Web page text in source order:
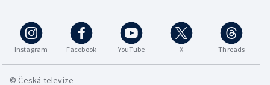
Instagram Facebook YouTube X Threads
© Česká televize